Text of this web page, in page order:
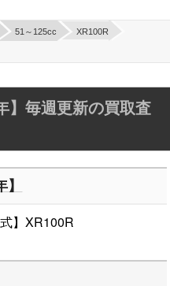
51～125cc XR100R
】毎週更新の買取査